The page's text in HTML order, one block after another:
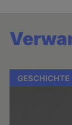
GESCHICHTE